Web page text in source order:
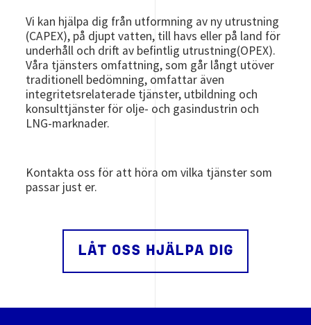
Vi kan hjälpa dig från utformning av ny utrustning
(CAPEX), på djupt vatten, till havs eller på land för
underhåll och drift av befintlig utrustning(OPEX).
Våra tjänsters omfattning, som går långt utöver
traditionell bedömning, omfattar även
integritetsrelaterade tjänster, utbildning och
konsulttjänster för olje- och gasindustrin och
LNG-marknader.
Kontakta oss för att höra om vilka tjänster som
passar just er.
LÅT OSS HJÄLPA DIG